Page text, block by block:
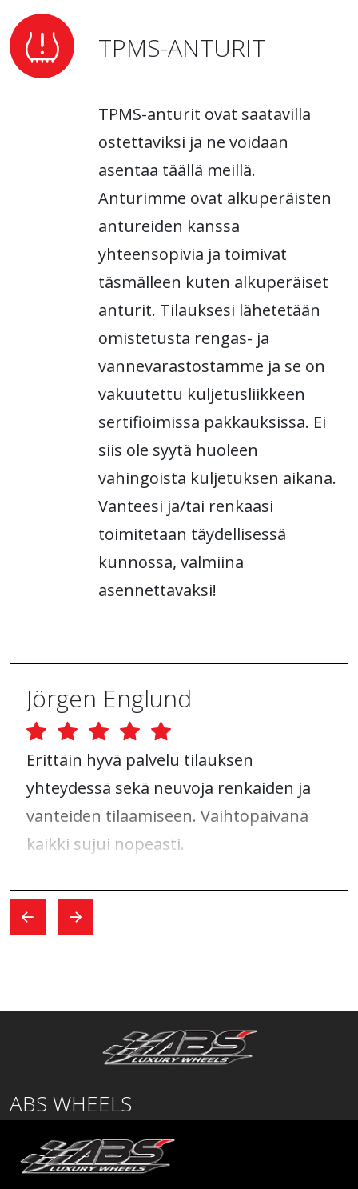
TPMS-ANTURIT
TPMS-anturit ovat saatavilla
ostettaviksi ja ne voidaan
asentaa täällä meillä.
Anturimme ovat alkuperäisten
antureiden kanssa
yhteensopivia ja toimivat
täsmälleen kuten alkuperäiset
anturit. Tilauksesi lähetetään
omistetusta rengas- ja
vannevarastostamme ja se on
vakuutettu kuljetusliikkeen
sertifioimissa pakkauksissa. Ei
siis ole syytä huoleen
vahingoista kuljetuksen aikana.
Vanteesi ja/tai renkaasi
toimitetaan täydellisessä
kunnossa, valmiina
asennettavaksi!
Jörgen Englund
Erittäin hyvä palvelu tilauksen
yhteydessä sekä neuvoja renkaiden ja
vanteiden tilaamiseen. Vaihtopäivänä
kaikki sujui nopeasti.
ABS WHEELS
01530 Vantaa
SUOMI